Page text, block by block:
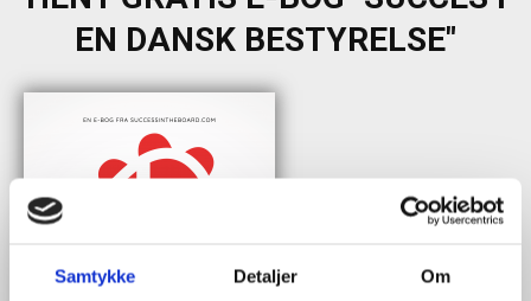
Samtykke Detaljer Om
EN DANSK BESTYRELSE"